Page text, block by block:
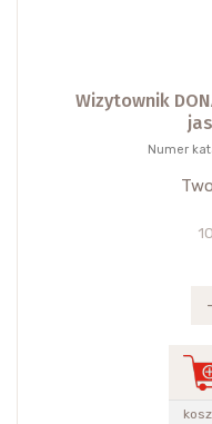
Wizytownik
Numer
-